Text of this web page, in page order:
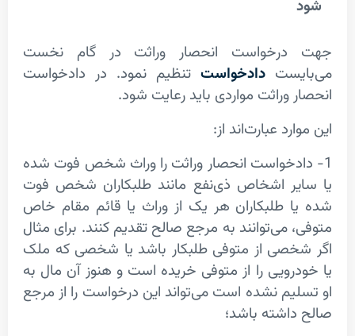
انحصار وراثت در گام نخست
دادخواستتنظیم نمود. در دادخواست
وراثت مواردی باید رعایت شود.
عبارت‌اند از:
انحصار وراثت را وراث شخص فوت شده
اشخاص ذی‌نفع مانند طلبکاران شخص فوت
طلبکاران هر یک از وراث یا قائم مقام خاص
می‌توانند به مرجع صالح تقدیم کنند. برای مثال
از متوفی طلبکار باشد یا شخصی که ملک
را از متوفی خریده است و هنوز آن مال به
نشده است می‌تواند این درخواست را از مرجع
باشد؛